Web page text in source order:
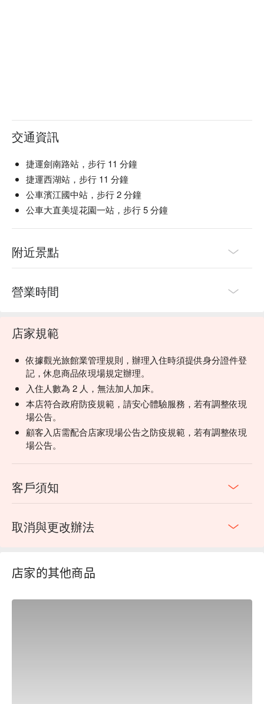
交通資訊
捷運劍南路站，步行 11 分鐘
捷運西湖站，步行 11 分鐘
公車濱江國中站，步行 2 分鐘
公車大直美堤花園一站，步行 5 分鐘
附近景點
營業時間
店家規範
依據觀光旅館業管理規則，辦理入住時須提供身分證件登
記，休息商品依現場規定辦理。
入住人數為 2 人，無法加人加床。
本店符合政府防疫規範，請安心體驗服務，若有調整依現
場公告。
顧客入店需配合店家現場公告之防疫規範，若有調整依現
場公告。
客戶須知
取消與更改辦法
店家的其他商品